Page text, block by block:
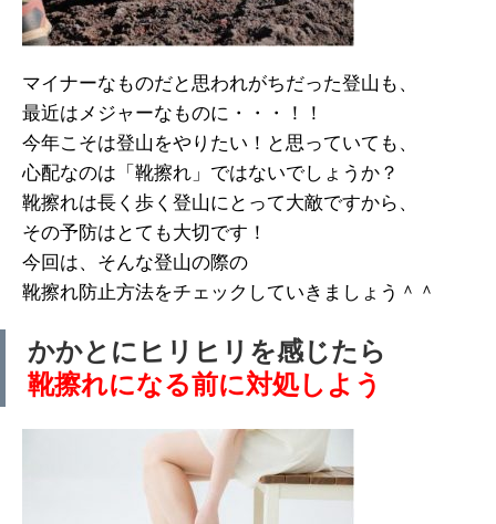
マイナーなものだと思われがちだった登山も、
最近はメジャーなものに・・・！！
今年こそは登山をやりたい！と思っていても、
心配なのは「靴擦れ」ではないでしょうか？
靴擦れは長く歩く登山にとって大敵ですから、
その予防はとても大切です！
今回は、そんな登山の際の
靴擦れ防止方法をチェックしていきましょう＾＾
かかとにヒリヒリを感じたら
靴擦れになる前に対処しよう